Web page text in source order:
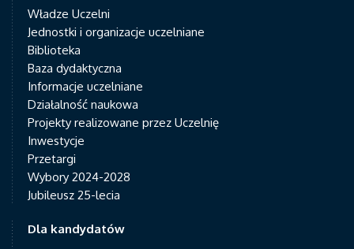
Władze Uczelni
Jednostki i organizacje uczelniane
Biblioteka
Baza dydaktyczna
Informacje uczelniane
Działalność naukowa
Projekty realizowane przez Uczelnię
Inwestycje
Przetargi
Wybory 2024-2028
Jubileusz 25-lecia
Dla kandydatów